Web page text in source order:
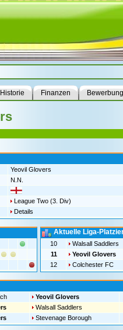
Historie Finanzen Bewerbung
Yeovil Glovers
N.N.
League Two (3. Div)
Details
Aktuelle Liga-
10
Walsall Saddlers
11
Yeovil Glovers
12
Colchester FC
Yeovil Glovers
Walsall Saddlers
Stevenage Borough